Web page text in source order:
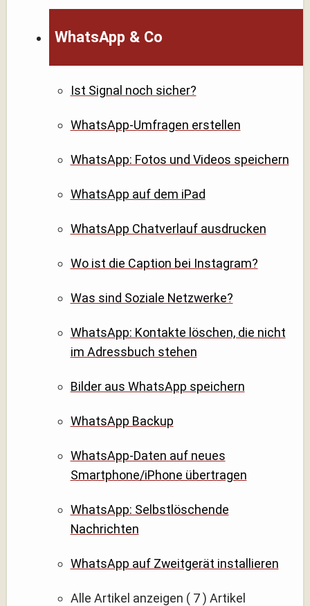
WhatsApp & Co
Ist Signal noch sicher?
WhatsApp-Umfragen erstellen
WhatsApp: Fotos und Videos speichern
WhatsApp auf dem iPad
WhatsApp Chatverlauf ausdrucken
Wo ist die Caption bei Instagram?
Was sind Soziale Netzwerke?
WhatsApp: Kontakte löschen, die nicht
im Adressbuch stehen
Bilder aus WhatsApp speichern
WhatsApp Backup
WhatsApp-Daten auf neues
Smartphone/iPhone übertragen
WhatsApp: Selbstlöschende
Nachrichten
WhatsApp auf Zweitgerät installieren
Alle Artikel anzeigen ( 7 ) Artikel